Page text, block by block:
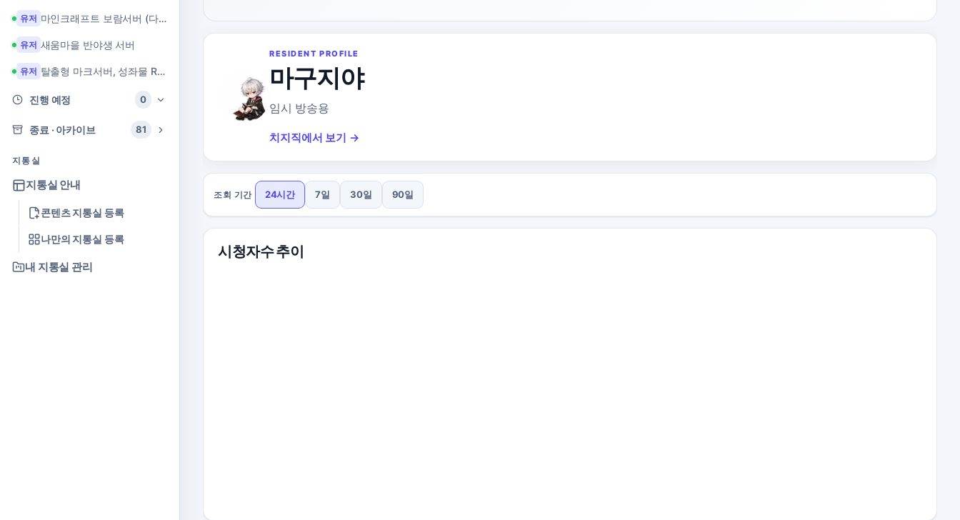
유저 마인크래프트 보람서버 (다이아 + 힐링 서버)
유저 새움마을 반야생 서버
유저 탈출형 마크서버, 성좌물 RPG 마크서버
진행 예정 0
종료 · 아카이브 81
지통실
지통실 안내
콘텐츠 지통실 등록
나만의 지통실 등록
내 지통실 관리
RESIDENT PROFILE
마구지야
임시 방송용
치지직에서 보기 →
조회 기간 24시간 7일 30일 90일
시청자수 추이